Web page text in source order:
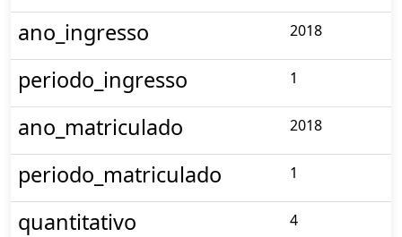
ano_ingresso 2018
periodo_ingresso 1
ano_matriculado 2018
periodo_matriculado 1
quantitativo 4